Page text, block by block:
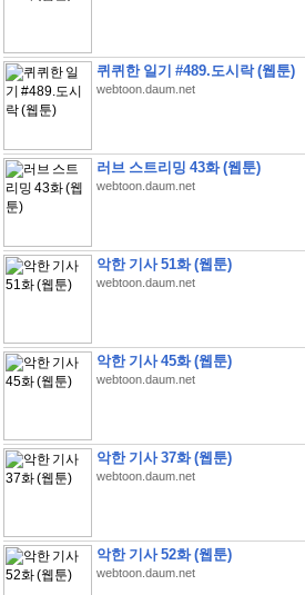
퀴퀴한 일기 #489.도시락 (웹툰)
webtoon.daum.net
러브 스트리밍 43화 (웹툰)
webtoon.daum.net
악한 기사 51화 (웹툰)
webtoon.daum.net
악한 기사 45화 (웹툰)
webtoon.daum.net
악한 기사 37화 (웹툰)
webtoon.daum.net
악한 기사 52화 (웹툰)
webtoon.daum.net